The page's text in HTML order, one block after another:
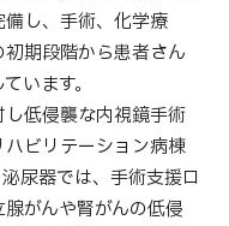
し、手術、化学療
期段階から患者さん
います。
低侵襲な内視鏡手術
ビリテーション病棟
尿器では、手術支援ロ
がんや腎がんの低侵